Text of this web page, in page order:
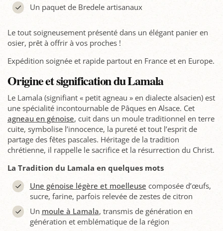
Un paquet de Bredele artisanaux
Le tout soigneusement présenté dans un élégant panier en
osier, prêt à offrir à vos proches !
Expédition soignée et rapide partout en France et en Europe.
Origine et signification du Lamala
Le Lamala (signifiant « petit agneau » en dialecte alsacien) est
une spécialité incontournable de Pâques en Alsace. Cet
agneau en génoise, cuit dans un moule traditionnel en terre
cuite, symbolise l’innocence, la pureté et tout l’esprit de
partage des fêtes pascales. Héritage de la tradition
chrétienne, il rappelle le sacrifice et la résurrection du Christ.
La Tradition du Lamala en quelques mots
Une génoise légère et moelleuse composée d’œufs,
sucre, farine, parfois relevée de zestes de citron
Un moule à Lamala, transmis de génération en
génération et emblématique de la région